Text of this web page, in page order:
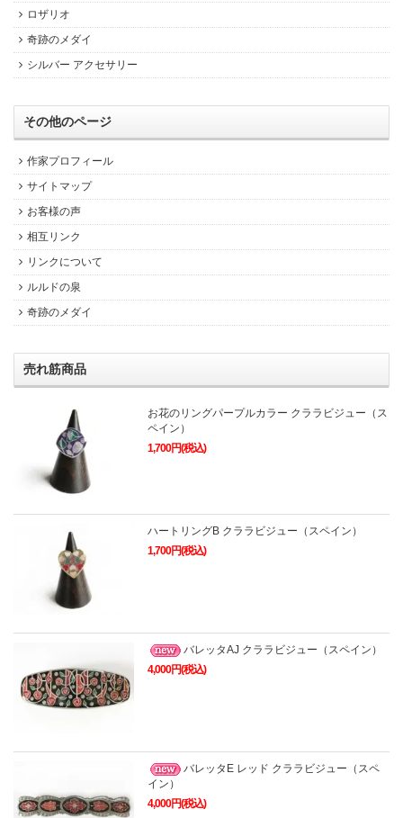
ロザリオ
奇跡のメダイ
シルバー アクセサリー
その他のページ
作家プロフィール
サイトマップ
お客様の声
相互リンク
リンクについて
ルルドの泉
奇跡のメダイ
売れ筋商品
お花のリングパープルカラー クララビジュー（ス
ペイン）
1,700円(税込)
ハートリングB クララビジュー（スペイン）
1,700円(税込)
バレッタAJ クララビジュー（スペイン）
4,000円(税込)
バレッタE レッド クララビジュー（スペ
イン）
4,000円(税込)